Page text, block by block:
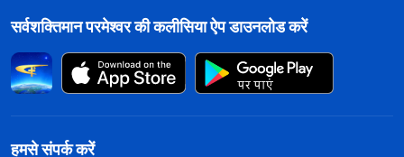
सर्वशक्तिमान परमेश्वर की कलीसिया ऐप डाउनलोड करें
हमसे संपर्क करें